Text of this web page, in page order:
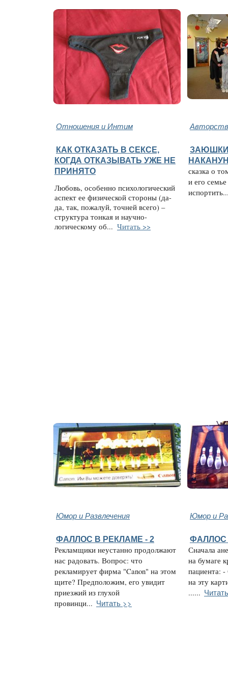
Отношения и Интим
КАК ОТКАЗАТЬ В СЕКСЕ,
КОГДА ОТКАЗЫВАТЬ УЖЕ НЕ
ПРИНЯТО
Любовь, особенно психологический
аспект ее физической стороны (да-
да, так, пожалуй, точней всего) –
структура тонкая и научно-
логическому об... Читать >>
сказка о
и его
Юмор и Развлечения Юмор и
ФАЛЛОС В РЕКЛАМЕ - 2
Рекламщики неустанно продолжают
нас радовать. Вопрос: что
рекламирует фирма "Canon" на этом
щите? Предположим, его увидит
приезжий из глухой
провинци... Читать >>
ФАЛЛОС
Сначала
на бумаге
пациента:
на эту
......